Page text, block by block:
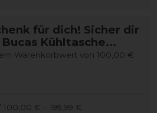
für dich! Sicher dir
Kühltasche...
Warenkorbwert von 100,00 €
€ – 199,99 €